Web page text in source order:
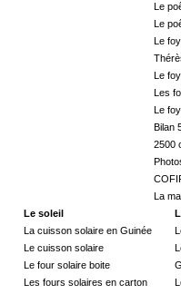
Le
Le
Le
Le
Les
Le
Bilan
2500
La
Le soleil
La cuisson solaire en Guinée
Le cuisson solaire
Le four solaire boite
Les fours solaires en carton